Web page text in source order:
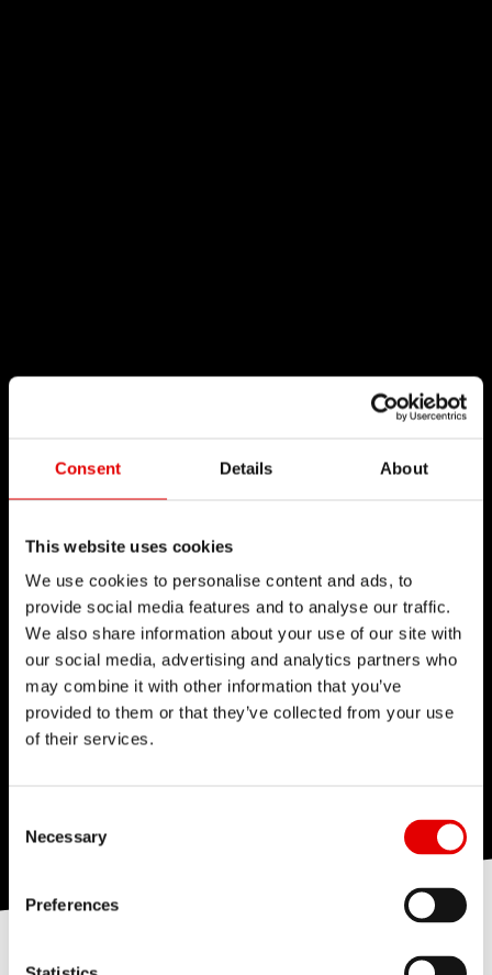
Consent Details About
This website uses cookies
We use cookies to personalise content and ads, to
provide social media features and to analyse our traffic.
We also share information about your use of our site with
our social media, advertising and analytics partners who
may combine it with other information that you’ve
provided to them or that they’ve collected from your use
of their services.
Necessary
Preferences